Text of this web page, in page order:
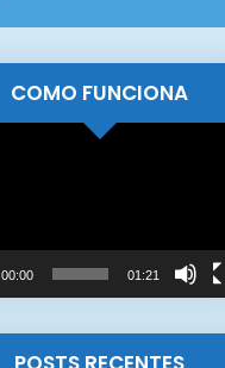
COMO FUNCIONA
00:00 01:21